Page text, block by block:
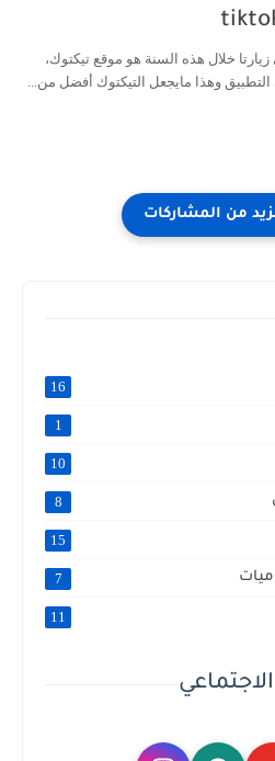
خلال هذه السنة هو موقع تيكتوك،
16
1
10
8
15
7
11